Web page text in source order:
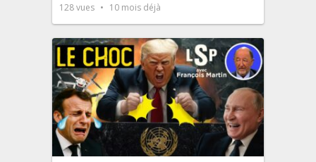
128vues 10 mois déjà